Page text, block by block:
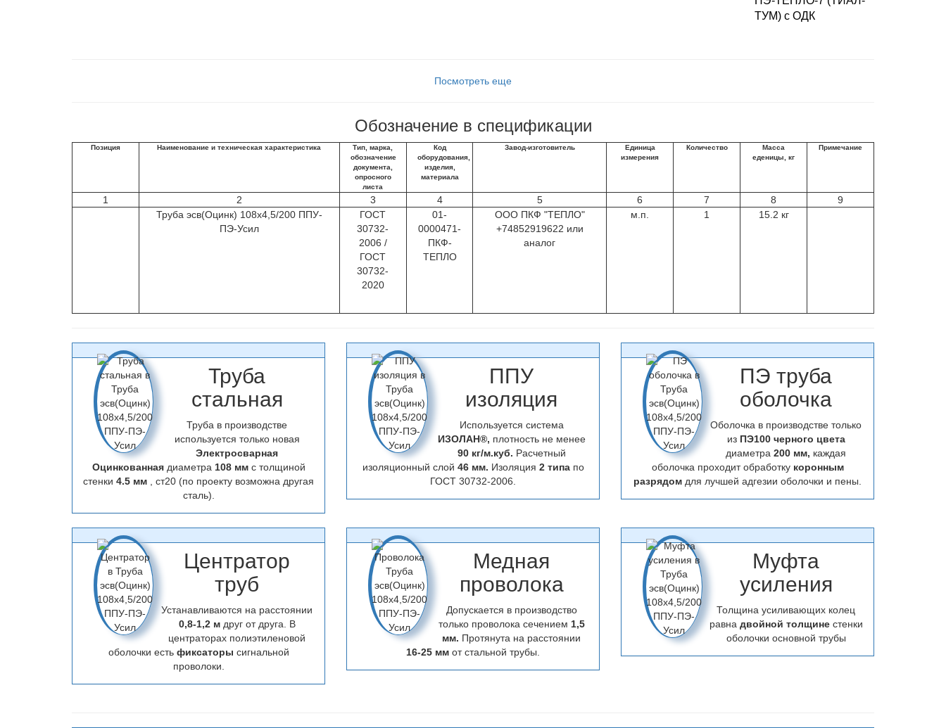
ТУМ) с ОДК
Посмотреть еще
Обозначение в спецификации
Позиция Наименование и техническая характеристика
Тип, марка,
обозначение
документа,
опросного
листа
Код
оборудования,
изделия,
материала
Завод-изготовитель
Единица
измерения
Количество
Масса
еденицы, кг
Примечание
1 2 3 4 5 6 7 8
9
Труба эсв(Оцинк) 108х4,5/200 ППУ-
ПЭ-Усил
ГОСТ
30732-
2006 /
ГОСТ
30732-
2020
01-
0000471-
ПКФ-
ТЕПЛО
ООО ПКФ "ТЕПЛО"
+74852919622 или
аналог
м.п. 1 15.2 кг
Труба
стальная
Труба в производстве
используется только новая
Электросварная
Оцинкованная диаметра 108 ммс толщиной
стенки 4.5 мм , ст20 (по проекту возможна другая
сталь).
ППУ
изоляция
Используется система
ИЗОЛАН®, плотность не менее
90 кг/м.куб. Расчетный
изоляционный слой 46 мм. Изоляция 2 типа по
ГОСТ 30732-2006.
ПЭ труба
оболочка
Оболочка в производстве только
из ПЭ100 черного цвета
диаметра200 мм, каждая
оболочка проходит обработку коронным
разрядом для лучшей адгезии оболочки и пены.
Центратор
труб
Устанавливаются на расстоянии
0,8-1,2 м друг от друга. В
центраторах полиэтиленовой
оболочки есть фиксаторы сигнальной
проволоки.
Медная
проволока
Допускается в производство
только проволока сечением 1,5
мм. Протянута на расстоянии
16-25 мм от стальной трубы.
Муфта
усиления
Толщина усиливающих колец
равна двойной толщинестенки
оболочки основной трубы